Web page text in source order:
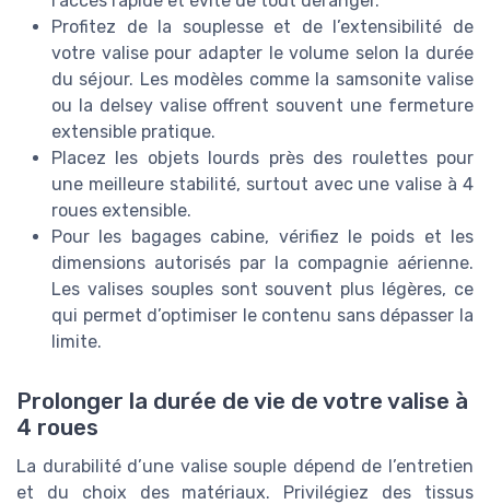
Profitez de la souplesse et de l’extensibilité de
votre valise pour adapter le volume selon la durée
du séjour. Les modèles comme la samsonite valise
ou la delsey valise offrent souvent une fermeture
extensible pratique.
Placez les objets lourds près des roulettes pour
une meilleure stabilité, surtout avec une valise à 4
roues extensible.
Pour les bagages cabine, vérifiez le poids et les
dimensions autorisés par la compagnie aérienne.
Les valises souples sont souvent plus légères, ce
qui permet d’optimiser le contenu sans dépasser la
limite.
Prolonger la durée de vie de votre valise à
4 roues
La durabilité d’une valise souple dépend de l’entretien
et du choix des matériaux. Privilégiez des tissus